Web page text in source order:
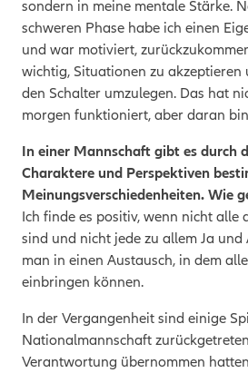
sondern in meine mentale Stärke.
schweren Phase habe ich einen
und war motiviert,
wichtig, Situationen zu akzeptieren
den Schalter umzulegen. Das hat
morgen funktioniert, aber daran
In einer Mannschaft gibt es durch
Charaktere und Perspektiven
Meinungsverschiedenheiten. Wie
Ich finde es positiv, wenn nicht alle
sind und nicht jede zu allem Ja und
man in einen Austausch, in dem
einbringen können.
In der Vergangenheit sind einige
Nationalmannschaft
Verantwortung übernommen